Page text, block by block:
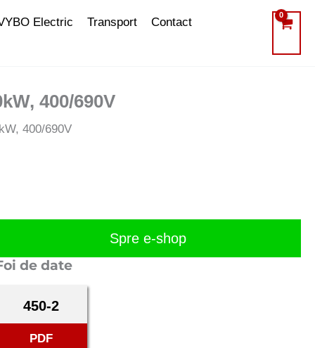
Electric Transport Contact
400/690V
400/690V
Spre e-shop
de date
450-2
PDF